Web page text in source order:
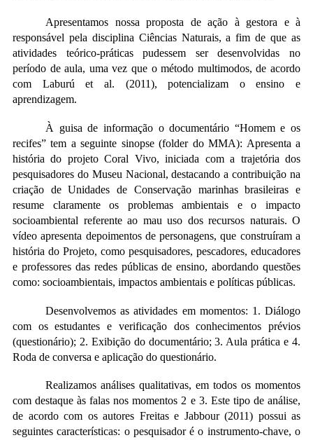
Apresentamos nossa proposta de ação à gestora e à
responsável pela disciplina Ciências Naturais, a fim de que as
atividades teórico-práticas pudessem ser desenvolvidas no
período de aula, uma vez que o método multimodos, de acordo
com Laburú et al. (2011), potencializam o ensino e
aprendizagem.
À guisa de informação o documentário “Homem e os
recifes” tem a seguinte sinopse (folder do MMA): Apresenta a
história do projeto Coral Vivo, iniciada com a trajetória dos
pesquisadores do Museu Nacional, destacando a contribuição na
criação de Unidades de Conservação marinhas brasileiras e
resume claramente os problemas ambientais e o impacto
socioambiental referente ao mau uso dos recursos naturais. O
vídeo apresenta depoimentos de personagens, que construíram a
história do Projeto, como pesquisadores, pescadores, educadores
e professores das redes públicas de ensino, abordando questões
como: socioambientais, impactos ambientais e políticas públicas.
Desenvolvemos as atividades em momentos: 1. Diálogo
com os estudantes e verificação dos conhecimentos prévios
(questionário); 2. Exibição do documentário; 3. Aula prática e 4.
Roda de conversa e aplicação do questionário.
Realizamos análises qualitativas, em todos os momentos
com destaque às falas nos momentos 2 e 3. Este tipo de análise,
de acordo com os autores Freitas e Jabbour (2011) possui as
seguintes características: o pesquisador é o instrumento-chave, o